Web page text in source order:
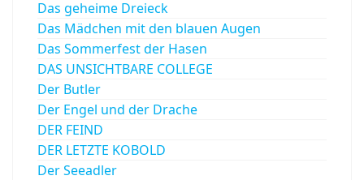
Das geheime Dreieck
Das Mädchen mit den blauen Augen
Das Sommerfest der Hasen
DAS UNSICHTBARE COLLEGE
Der Butler
Der Engel und der Drache
DER FEIND
DER LETZTE KOBOLD
Der Seeadler